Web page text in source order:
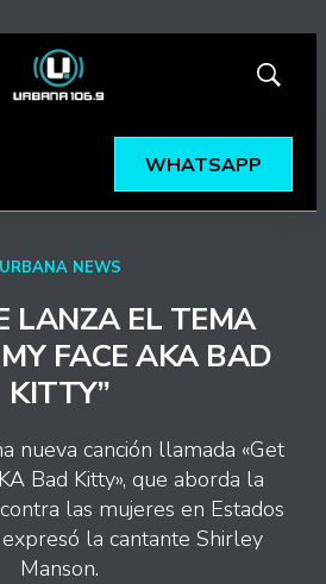
Mostrar
WHATSAPP
URBANA NEWS
LANZA EL TEMA
FACE AKA BAD
KITTY”
nueva canción llamada «Get
Bad Kitty», que aborda la
las mujeres en Estados
expresó la cantante Shirley
Manson.